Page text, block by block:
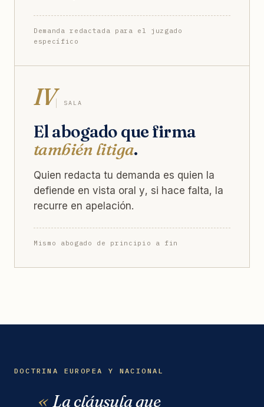
Demanda redactada para el juzgado
específico
IV SALA
El abogado que firma
también litiga.
Quien redacta tu demanda es quien la
defiende en vista oral y, si hace falta, la
recurre en apelación.
Mismo abogado de principio a fin
DOCTRINA EUROPEA Y NACIONAL
La cláusula que